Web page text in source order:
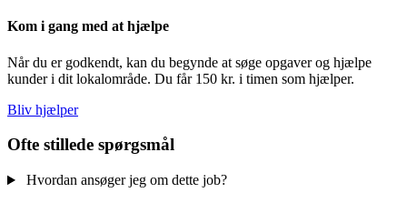
Kom i gang med at hjælpe
Når du er godkendt, kan du begynde at søge opgaver og hjælpe
kunder i dit lokalområde. Du får 150 kr. i timen som hjælper.
Bliv hjælper
Ofte stillede spørgsmål
Hvordan ansøger jeg om dette job?